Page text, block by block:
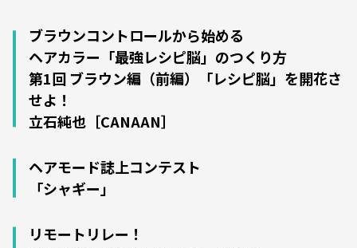
ブラウンコントロールから始める
ヘアカラー「最強レシピ脳」のつくり方
第1回 ブラウン編（前編）「レシピ脳」を開花さ
せよ！
立石純也［CANAAN］
ヘアモード誌上コンテスト
「シャギー」
リモートリレー！